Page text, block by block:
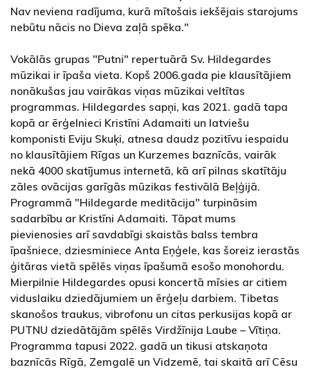
Nav neviena radījuma, kurā mītošais iekšējais starojums
nebūtu nācis no Dieva zaļā spēka."
Vokālās grupas "Putni" repertuārā Sv. Hildegardes
mūzikai ir īpaša vieta. Kopš 2006.gada pie klausītājiem
nonākušas jau vairākas viņas mūzikai veltītas
programmas. Hildegardes sapņi, kas 2021. gadā tapa
kopā ar ērģelnieci Kristīni Adamaiti un latviešu
komponisti Eviju Skuķi, atnesa daudz pozitīvu iespaidu
no klausītājiem Rīgas un Kurzemes baznīcās, vairāk
nekā 4000 skatījumus internetā, kā arī pilnas skatītāju
zāles ovācijas garīgās mūzikas festivālā Beļģijā.
Programmā "Hildegarde meditācija" turpināsim
sadarbību ar Kristīni Adamaiti. Tāpat mums
pievienosies arī savdabīgi skaistās balss tembra
īpašniece, dziesminiece Anta Eņģele, kas šoreiz ierastās
ģitāras vietā spēlēs viņas īpašumā esošo monohordu.
Mierpilnie Hildegardes opusi koncertā mīsies ar citiem
viduslaiku dziedājumiem un ērģeļu darbiem. Tibetas
skanošos traukus, vibrofonu un citas perkusijas kopā ar
PUTNU dziedātājām spēlēs Virdžīnija Laube – Vītiņa.
Programma tapusi 2022. gadā un tikusi atskaņota
baznīcās Rīgā, Zemgalē un Vidzemē, tai skaitā arī Cēsu